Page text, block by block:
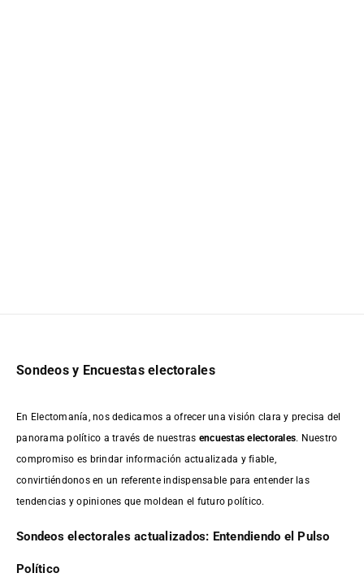
Sondeos y Encuestas electorales
En Electomanía, nos dedicamos a ofrecer una visión clara y precisa del
panorama político a través de nuestras encuestas electorales. Nuestro
compromiso es brindar información actualizada y fiable,
convirtiéndonos en un referente indispensable para entender las
tendencias y opiniones que moldean el futuro político.
Sondeos electorales actualizados: Entendiendo el Pulso
Político